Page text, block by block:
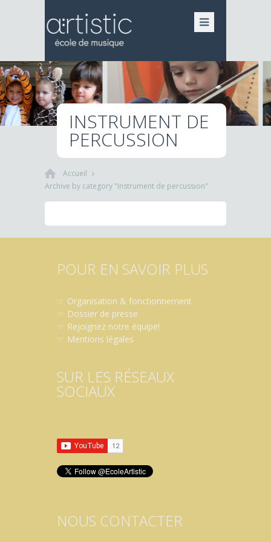
INSTRUMENT DE
PERCUSSION
Accueil
Archive by category "Instrument de percussion"
POUR EN SAVOIR PLUS
☞ Organisation & fonctionnement
☞ Dossier de presse
☞ Rejoignez notre équipe!
☞ Mentions légales
SUR LES RÉSEAUX
SOCIAUX
NOUS CONTACTER